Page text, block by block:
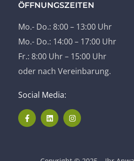
ÖFFNUNGSZEITEN
Mo.- Do.: 8:00 – 13:00 Uhr
Mo.- Do.: 14:00 – 17:00 Uhr
Fr.: 8:00 Uhr – 15:00 Uhr
oder nach Vereinbarung.
Social Media: